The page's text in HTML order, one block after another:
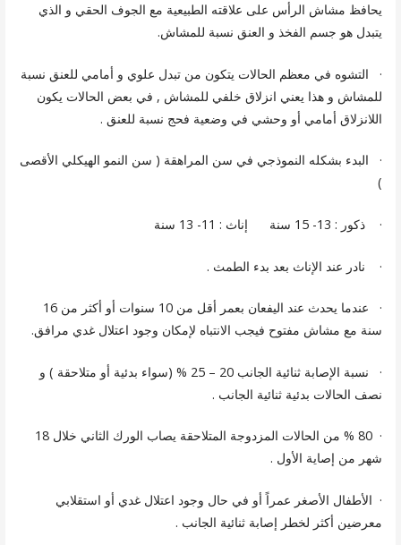
يحافظ مشاش الرأس على علاقته الطبيعية مع الجوف الحقي و الذي
يتبدل هو جسم الفخذ و العنق نسبة للمشاش.
· التشوه في معظم الحالات يتكون من تبدل علوي و أمامي للعنق نسبة
للمشاش و هذا يعني انزلاق خلفي للمشاش , في بعض الحالات يكون
اللانزلاق أمامي أو وحشي في وضعية فحج نسبة للعنق .
· البدء بشكله النموذجي في سن المراهقة ( سن النمو الهيكلي الأقصى
)
· ذكور : 13- 15 سنة إناث : 11- 13 سنة
· نادر عند الإناث بعد بدء الطمث .
· عندما يحدث عند اليفعان بعمر أقل من 10 سنوات أو أكثر من 16
سنة مع مشاش مفتوح فيجب الانتباه لإمكان وجود اعتلال غدي مرافق.
· نسبة الإصابة ثنائية الجانب 20 – 25 % (سواء بدئية أو متلاحقة ) و
نصف الحالات بدئية ثنائية الجانب .
· 80 % من الحالات المزدوجة المتلاحقة يصاب الورك الثاني خلال 18
شهر من إصاية الأول .
· الأطفال الأصغر عمراً أو في حال وجود اعتلال غدي أو استقلابي
معرضين أكثر لخطر إصابة ثنائية الجانب .